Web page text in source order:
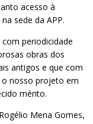
acesso à
sede da APP.
periodicidade
obras dos
antigos e que com
nosso projeto em
mérito.
Mena Gomes,